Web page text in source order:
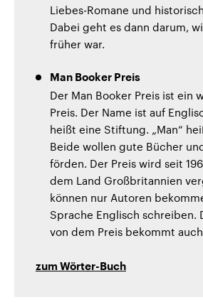
Liebes-Romane und
Dabei geht es dann darum,
früher war.
Man Booker Preis
Der Man Booker Preis ist ein
Preis. Der Name ist auf
heißt eine Stiftung. „Man“
Beide wollen gute Bücher
förden. Der Preis wird seit
dem Land Großbritannien
können nur Autoren
Sprache Englisch schreiben.
von dem Preis bekommt
zum Wörter-Buch